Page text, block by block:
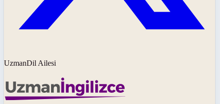
UzmanDil Ailesi